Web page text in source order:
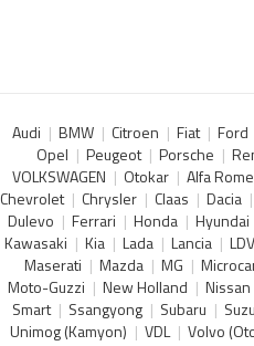
Audi BMW Citroen Fiat Ford
Opel
Peugeot Porsche
VOLKSWAGEN
Otokar Alfa
Chevrolet
Chrysler Claas Dacia
Dulevo
Ferrari Honda Hyundai
Kawasaki
Kia Lada Lancia LDV
Maserati
Mazda MG
Moto-Guzzi
New Holland Nissan
Smart
Ssangyong Subaru
Unimog (Kamyon)
VDL Volvo